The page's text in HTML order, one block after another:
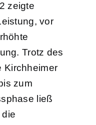
zeigte
vor
Trotz des
Kirchheimer
zum
ließ